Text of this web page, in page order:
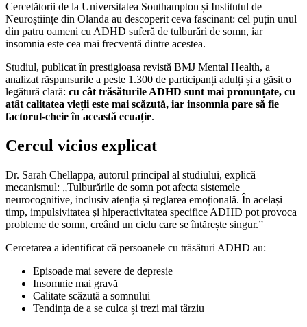
Cercetătorii de la Universitatea Southampton și Institutul de
Neuroștiințe din Olanda au descoperit ceva fascinant: cel puțin unul
din patru oameni cu ADHD suferă de tulburări de somn, iar
insomnia este cea mai frecventă dintre acestea.
Studiul, publicat în prestigioasa revistă BMJ Mental Health, a
analizat răspunsurile a peste 1.300 de participanți adulți și a găsit o
legătură clară: cu cât trăsăturile ADHD sunt mai pronunțate, cu
atât calitatea vieții este mai scăzută, iar insomnia pare să fie
factorul-cheie în această ecuație.
Cercul vicios explicat
Dr. Sarah Chellappa, autorul principal al studiului, explică
mecanismul: „Tulburările de somn pot afecta sistemele
neurocognitive, inclusiv atenția și reglarea emoțională. În același
timp, impulsivitatea și hiperactivitatea specifice ADHD pot provoca
probleme de somn, creând un ciclu care se întărește singur.”
Cercetarea a identificat că persoanele cu trăsături ADHD au:
Episoade mai severe de depresie
Insomnie mai gravă
Calitate scăzută a somnului
Tendința de a se culca și trezi mai târziu